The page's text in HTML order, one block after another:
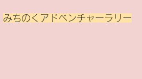
みちのくアドベンチャーラリー